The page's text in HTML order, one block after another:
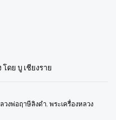
ดย บู เชียงราย
วงพ่อฤาษีลิงดำ, พระเครื่องหลวง